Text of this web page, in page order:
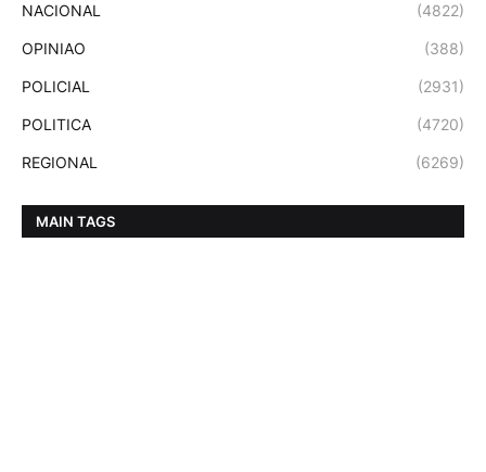
NACIONAL (4822)
OPINIAO (388)
POLICIAL (2931)
POLITICA (4720)
REGIONAL (6269)
MAIN TAGS